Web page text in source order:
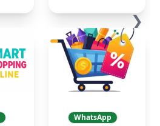
❮
WhatsApp